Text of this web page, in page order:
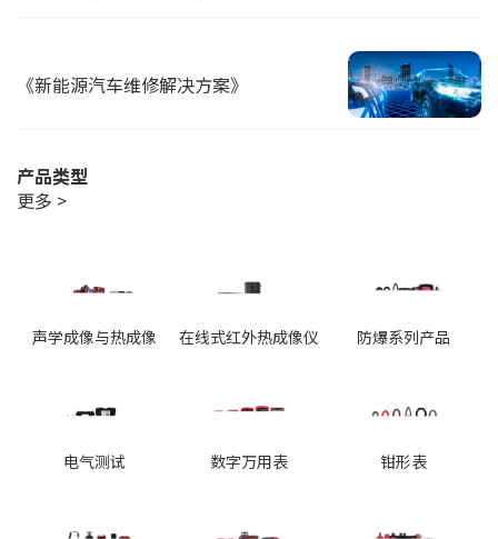
《新能源汽车维修解决方案》
产品类型
更多 >
声学成像与热成像 在线式红外热成像仪 防爆系列产品
电气测试 数字万用表 钳形表